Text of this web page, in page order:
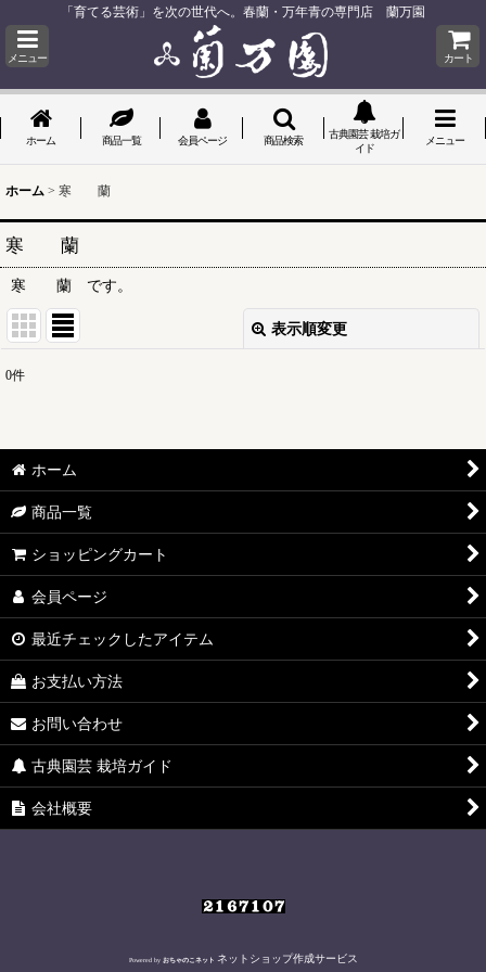
「育てる芸術」を次の世代へ。春蘭・万年青の専門店 蘭万園
メニュー カート
ホーム 商品一覧 会員ページ 商品検索
古典園芸 栽培ガ
イド
メニュー
ホーム > 寒 蘭
寒 蘭
寒 蘭 です。
表示順変更
並び順:
0件
ホーム
商品一覧
ショッピングカート
会員ページ
最近チェックしたアイテム
お支払い方法
お問い合わせ
古典園芸 栽培ガイド
会社概要
Powered by おちゃのこネット ネットショップ作成サービス